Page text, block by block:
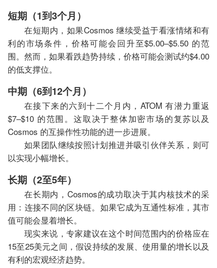
短期（1到3个月）
在短期内，如果Cosmos 继续受益于看涨情绪和有
利的市场条件，价格可能会回升至$5.00–$5.50 的范
围。然而，如果看跌趋势持续，价格可能会测试约$4.00
的低支撑位。
中期（6到12个月）
在接下来的六到十二个月内，ATOM 有潜力重返
$7–$10 的范围。这取决于整体加密市场的复苏以及
Cosmos 的互操作性功能的进一步进展。
如果团队继续按照计划推进并吸引伙伴关系，则可
以实现小幅增长。
长期（2至5年）
在长期内，Cosmos的成功取决于其内核技术的采
用：连接不同的区块链。如果它成为互通性标准，其市
值可能会显着增长。
现实来说，专家建议在这个时间范围内的价格应在
15至25美元之间，假设持续的发展、使用量的增长以及
有利的宏观经济趋势。